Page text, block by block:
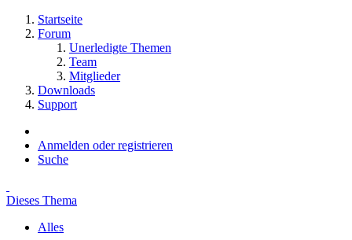
Startseite
Forum
Unerledigte Themen
Team
Mitglieder
Downloads
Support
Anmelden oder registrieren
Suche
Dieses Thema
Alles